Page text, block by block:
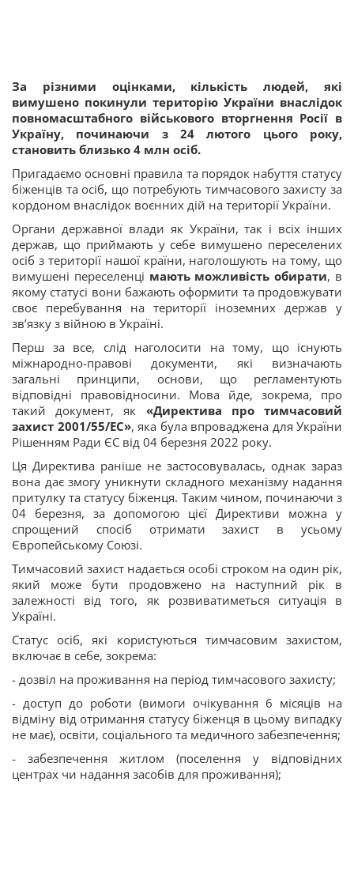
За різними оцінками, кількість людей, які
вимушено покинули територію України внаслідок
повномасштабного військового вторгнення Росії в
Україну, починаючи з 24 лютого цього року,
становить близько 4 млн осіб.
Пригадаємо основні правила та порядок набуття статусу
біженців та осіб, що потребують тимчасового захисту за
кордоном внаслідок воєнних дій на території України.
Органи державної влади як України, так і всіх інших
держав, що приймають у себе вимушено переселених
осіб з території нашої країни, наголошують на тому, що
вимушені переселенці мають можливість обирати, в
якому статусі вони бажають оформити та продовжувати
своє перебування на території іноземних держав у
зв’язку з війною в Україні.
Перш за все, слід наголосити на тому, що існують
міжнародно-правові документи, які визначають
загальні принципи, основи, що регламентують
відповідні правовідносини. Мова йде, зокрема, про
такий документ, як «Директива про тимчасовий
захист 2001/55/EC», яка була впроваджена для України
Рішенням Ради ЄС від 04 березня 2022 року.
Ця Директива раніше не застосовувалась, однак зараз
вона дає змогу уникнути складного механізму надання
притулку та статусу біженця. Таким чином, починаючи з
04 березня, за допомогою цієї Директиви можна у
спрощений спосіб отримати захист в усьому
Європейському Союзі.
Тимчасовий захист надається особі строком на один рік,
який може бути продовжено на наступний рік в
залежності від того, як розвиватиметься ситуація в
Україні.
Статус осіб, які користуються тимчасовим захистом,
включає в себе, зокрема:
- дозвіл на проживання на період тимчасового захисту;
- доступ до роботи (вимоги очікування 6 місяців на
відміну від отримання статусу біженця в цьому випадку
не має), освіти, соціального та медичного забезпечення;
- забезпечення житлом (поселення у відповідних
центрах чи надання засобів для проживання);